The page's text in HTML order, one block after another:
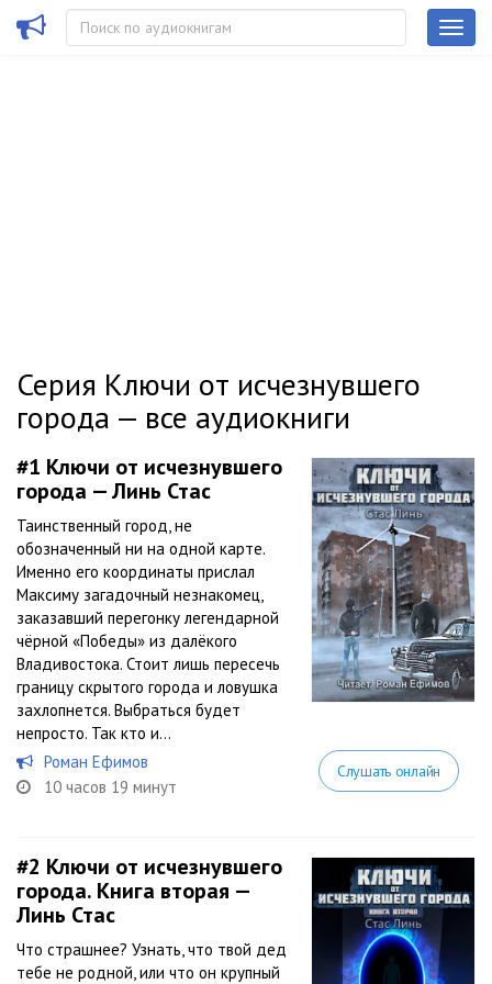
Серия Ключи от исчезнувшего
города — все аудиокниги
#1 Ключи от исчезнувшего
города — Линь Стас
Таинственный город, не
обозначенный ни на одной карте.
Именно его координаты прислал
Максиму загадочный незнакомец,
заказавший перегонку легендарной
чёрной «Победы» из далёкого
Владивостока. Стоит лишь пересечь
границу скрытого города и ловушка
захлопнется. Выбраться будет
непросто. Так кто и...
Роман Ефимов
10 часов 19 минут
Слушать онлайн
#2 Ключи от исчезнувшего
города. Книга вторая —
Линь Стас
Что страшнее? Узнать, что твой дед
тебе не родной, или что он крупный